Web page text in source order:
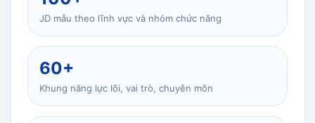
JD mẫu theo lĩnh vực và nhóm chức năng
60+
Khung năng lực lõi, vai trò, chuyên môn